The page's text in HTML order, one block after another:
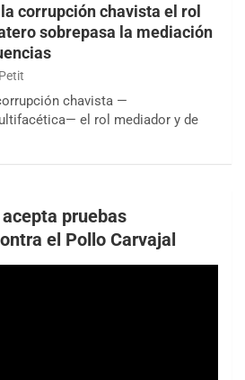
corrupción chavista el rol
sobrepasa la mediación
chavista —
el rol mediador y de
pruebas
el Pollo Carvajal